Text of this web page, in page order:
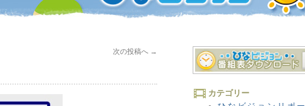
次の投稿へ →
カテゴリー